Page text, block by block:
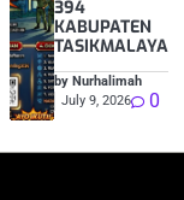
394
KABUPATEN
TASIKMALAYA
by Nurhalimah
July 9, 2026
0